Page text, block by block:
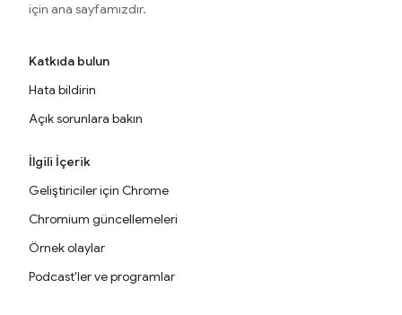
için ana sayfamızdır.
Katkıda bulun
Hata bildirin
Açık sorunlara bakın
İlgili İçerik
Geliştiriciler için Chrome
Chromium güncellemeleri
Örnek olaylar
Podcast'ler ve programlar